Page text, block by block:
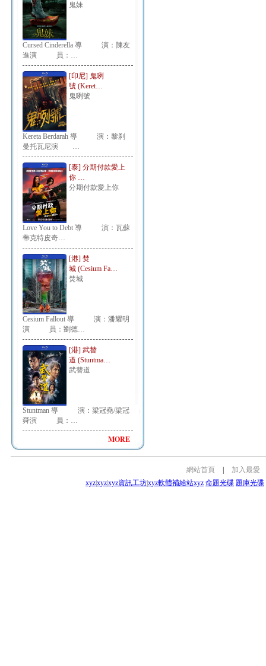
鬼妹
Cursed Cinderella 導 演：陳友
進演 員：…
[印尼] 鬼咧
號 (Keret…
鬼咧號
Kereta Berdarah 導 演：黎刹
曼托瓦尼演 …
[泰] 分期付款愛上
你 …
分期付款愛上你
Love You to Debt 導 演：瓦蘇
蒂克特皮奇…
[港] 焚
城 (Cesium Fa…
焚城
Cesium Fallout 導 演：潘耀明
演 員：劉德…
[港] 武替
道 (Stuntma…
武替道
Stuntman 導 演：梁冠堯/梁冠
舜演 員：…
MORE
網站首頁
加入最愛
xyzxyzxyz資訊工坊xyz軟體補給站xyz 命題光碟 題庫光碟